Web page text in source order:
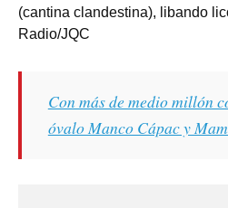
(cantina clandestina), libando
Radio/JQC
Con más de medio millón
óvalo Manco Cápac y